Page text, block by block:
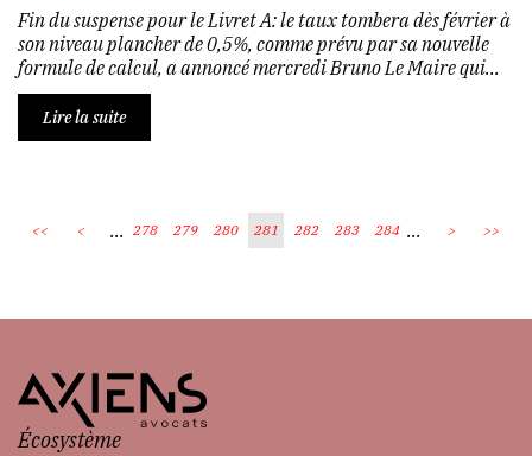
Fin du suspense pour le Livret A: le taux tombera dès février à
son niveau plancher de 0,5%, comme prévu par sa nouvelle
formule de calcul, a annoncé mercredi Bruno Le Maire qui...
Lire la suite
<< < ... 278 279 280 281 282 283 284 ... > >>
Écosystème